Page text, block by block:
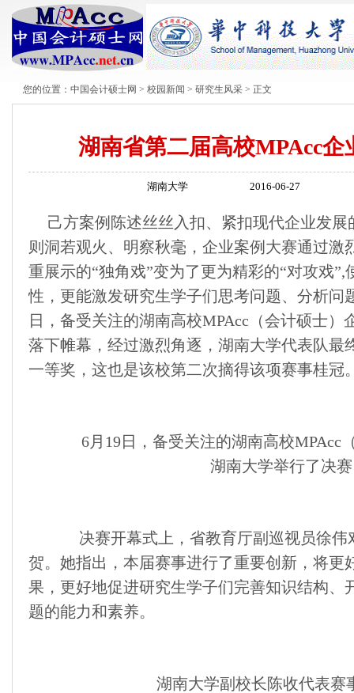
您的位置： 中国会计硕士网 > 校园新闻 > 研究生风采 > 正文
湖南省第二届高校MPAcc企
湖南大学 2016-06-27
己方案例陈述丝丝入扣、紧扣现代企业发
则洞若观火、明察秋毫，企业案例大赛通过激
重展示的“独角戏”变为了更为精彩的“对攻戏
性，更能激发研究生学子们思考问题、分析问
日，备受关注的湖南高校MPAcc（会计硕士
落下帷幕，经过激烈角逐，湖南大学代表队最
一等奖，这也是该校第二次摘得该项赛事桂冠
6月19日，备受关注的湖南高校MPAcc
湖南大学举行了决
决赛开幕式上，省教育厅副巡视员徐伟
贺。她指出，本届赛事进行了重要创新，将更
果，更好地促进研究生学子们完善知识结构、
题的能力和素养。
湖南大学副校长陈收代表赛